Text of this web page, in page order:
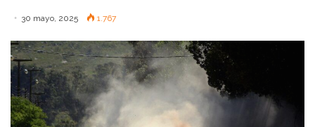
30 mayo, 2025 1.767